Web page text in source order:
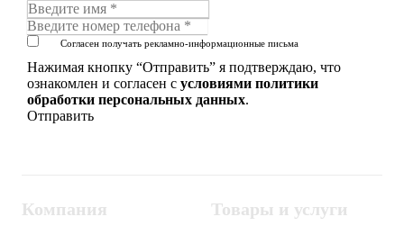
Согласен получать рекламно-информационные письма
Нажимая кнопку “Отправить” я подтверждаю, что
ознакомлен и согласен с условиями политики
обработки персональных данных.
Компания Товары и услуги